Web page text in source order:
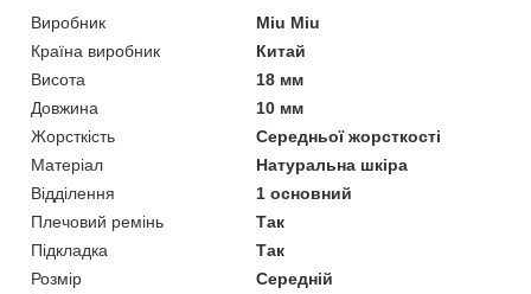
Виробник
Miu Miu
Країна виробник
Китай
Висота
18 мм
Довжина
10 мм
Жорсткість
Середньої жорсткості
Матеріал
Натуральна шкіра
Відділення
1 основний
Плечовий ремінь
Так
Підкладка
Так
Розмір
Середній